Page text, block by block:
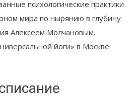
психологические практики
мира по нырянию в глубину
Алексеем Молчановым.
йоги» в Москве.